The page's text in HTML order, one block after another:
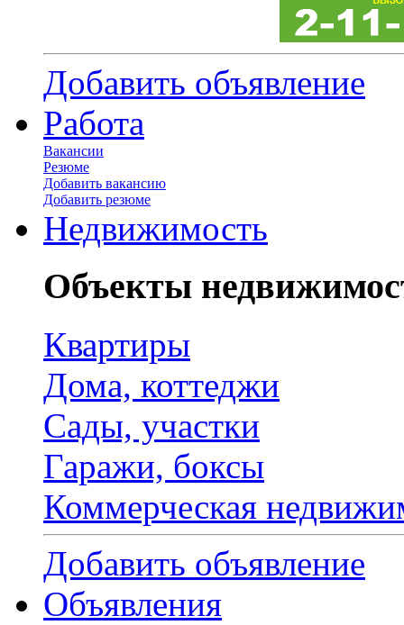
Добавить объявление
Работа
Вакансии
Резюме
Добавить вакансию
Добавить резюме
Недвижимость
Объекты
Квартиры
Дома, коттеджи
Сады, участки
Гаражи, боксы
Коммерческая
Добавить объявление
Объявления